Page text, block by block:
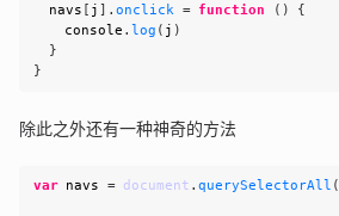
  navs
[ j ] .onclick = function ( )
{
console .log ( j )
}
}
除此之外还有一种神奇的方法
var navs = document .querySelectorAll (